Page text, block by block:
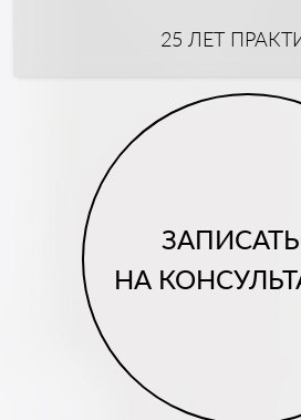
25 ЛЕТ
НА